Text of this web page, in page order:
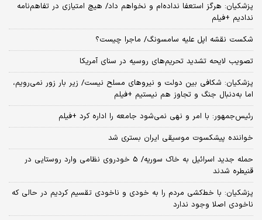
پزشکیان: هرگز استعفا نداده‌ام و نخواهم داد/ هیچ امتیازی در تفاهم‌نامه
ندادیم +فیلم
شکست نقشه اپل علیه سامسونگ/ ماجرا چیست؟
تصویب لایحه تشدید تحریم‌های روسیه در سنای آمریکا
پزشکیان: شکافی بین دولت و نیروهای مسلح نیست/ زیر بار زور نمی‌رویم،
اما به‌دنبال جنگ و تجاوز هم نیستیم +فیلم
رئیس‌جمهور: با امر و نهی نمی‌شود جامعه را اداره کرد +فیلم
خواننده پیشکسوت موسیقی ایران بستری شد
حمله جدید اسرائیل به خاک سوریه/ 5 خودروی نظامی وارد روستایی در
قنیطره شدند
پزشکیان: با خط‌کشی مردم را به خودی و ناخودی تقسیم کردیم در حالی که
ناخودی اصلا وجود ندارد